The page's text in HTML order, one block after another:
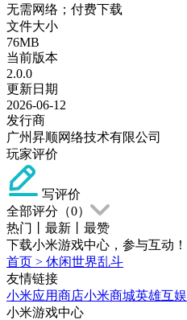
无需网络；付费下载
文件大小
76MB
当前版本
2.0.0
更新日期
2026-06-12
发行商
广州昇顺网络技术有限公司
玩家评价
写评价
全部评分（0）
热门
最新
最赞
下载小米游戏中心，参与互动！
首页 > 休闲世界乱斗
友情链接
小米应用商店小米商城英雄互娱
小米游戏中心